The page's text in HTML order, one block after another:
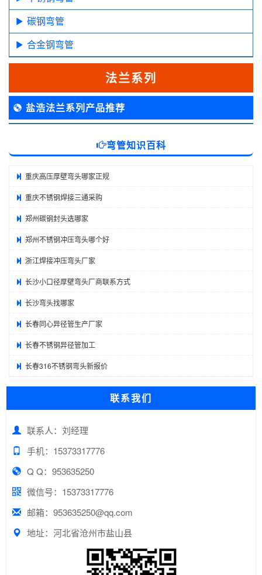
碳钢弯管
合金钢弯管
法兰系列
盐浩法兰系列产品推荐
弯管知识百科
重庆高压厚壁弯头哪家正规
重庆不锈钢焊接三通采购
郑州碳钢封头选哪家
郑州不锈钢冲压弯头哪个好
浙江焊接冲压弯头厂家
长沙小口径厚壁弯头厂商联系方式
长沙弯头找哪家
长春同心异径管生产厂家
长春不锈钢异径管加工
长春316不锈钢弯头新报价
联系我们
联系人：刘经理
手机：15373317776
Q Q：953635250
微信号：15373317776
邮箱：953635250@qq.com
地址：河北省沧州市盐山县